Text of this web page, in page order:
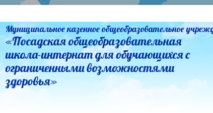
Муниципальное казенное общеобразовательное
«Посадская общеобразовательная
школа-интернат для обучающихся с
ограниченными возможностями
здоровья»